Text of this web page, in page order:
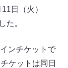
日（火）
た。
ンチケットで
ケットは同日